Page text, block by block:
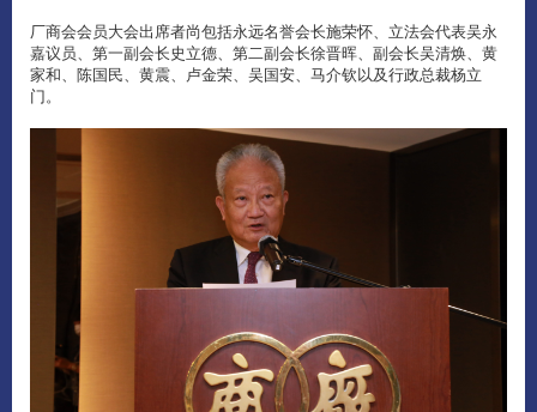
厂商会会员大会出席者尚包括永远名誉会长施荣怀、立法会代表吴永
嘉议员、第一副会长史立德、第二副会长徐晋晖、副会长吴清焕、黄
家和、陈国民、黄震、卢金荣、吴国安、马介钦以及行政总裁杨立
门。